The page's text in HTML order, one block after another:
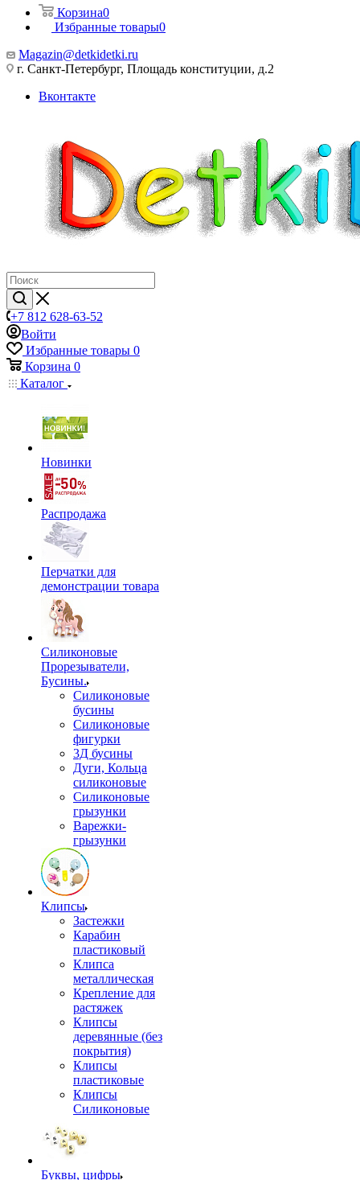
Корзина0
Избранные товары0
Magazin@detkidetki.ru
г. Санкт-Петербург, Площадь конституции, д.2
Вконтакте
+7 812 628-63-52
Войти
Избранные товары 0
Корзина 0
Каталог
Новинки
Распродажа
Перчатки для
демонстрации товара
Силиконовые
Прорезыватели,
Бусины.
Силиконовые
бусины
Силиконовые
фигурки
3Д бусины
Дуги, Кольца
силиконовые
Силиконовые
грызунки
Варежки-
грызунки
Клипсы
Застежки
Карабин
пластиковый
Клипса
металлическая
Крепление для
растяжек
Клипсы
деревянные (без
покрытия)
Клипсы
пластиковые
Клипсы
Силиконовые
Буквы, цифры